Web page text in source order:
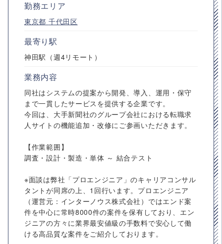
勤務エリア
東京都 千代田区
最寄り駅
神田駅（週4リモート）
業務内容
同社はシステムの提案から開発、導入、運用・保守
まで一貫したサービスを提供する企業です。
今回は、大手新聞社のグループ会社における転職求
人サイトの機能追加・改修にご参画いただきます。
【作業範囲】
調査・設計・製造・単体 ～ 結合テスト
※面談は弊社「プロエンジニア」のキャリアコンサル
タントが同席の上、1回行います。プロエンジニア
（運営元：インターノウス株式会社）ではエンド案
件を中心に常時8000件の案件を保有しており、エン
ジニアの方々に業界最安値級の手数料で安心して働
ける高品質な案件をご紹介しております。